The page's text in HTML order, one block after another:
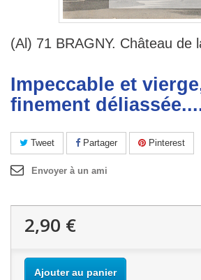
(Al) 71 BRAGNY. Château de
Impeccable et
finement
Tweet Partager Pinterest
Envoyer à un ami
2,90 €
Ajouter au panier